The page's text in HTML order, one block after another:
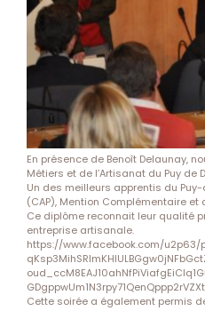
En présence de Benoît Delaunay,
Métiers et de l’Artisanat du Puy de
Un des meilleurs apprentis du
(CAP), Mention Complémentaire
Ce diplôme reconnait leur qualité
entreprise artisanale.
https://www.facebook.com/u2p63/
Cette soirée a également permis